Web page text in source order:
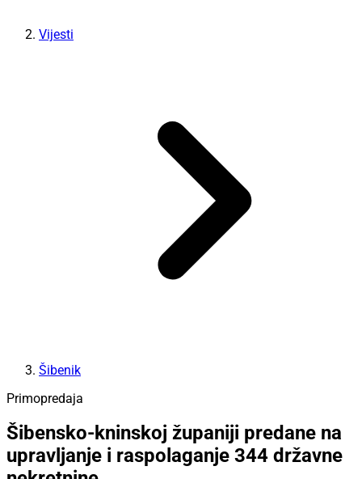
Vijesti
Šibenik
Primopredaja
Šibensko-kninskoj županiji predane na
upravljanje i raspolaganje 344 državne